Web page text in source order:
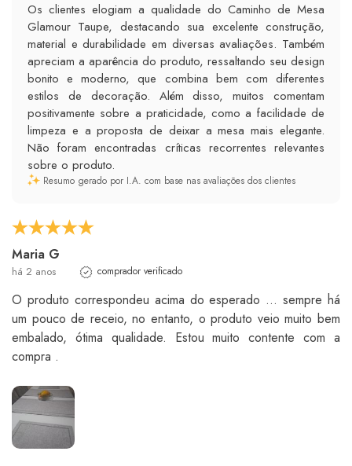
Os clientes elogiam a qualidade do Caminho de Mesa
Glamour Taupe, destacando sua excelente construção,
material e durabilidade em diversas avaliações. Também
apreciam a aparência do produto, ressaltando seu design
bonito e moderno, que combina bem com diferentes
estilos de decoração. Além disso, muitos comentam
positivamente sobre a praticidade, como a facilidade de
limpeza e a proposta de deixar a mesa mais elegante.
Não foram encontradas críticas recorrentes relevantes
sobre o produto.
Resumo gerado por I.A. com base nas avaliações dos clientes
Maria G
há 2 anos comprador verificado
O produto correspondeu acima do esperado ... sempre há
um pouco de receio, no entanto, o produto veio muito bem
embalado, ótima qualidade. Estou muito contente com a
compra .